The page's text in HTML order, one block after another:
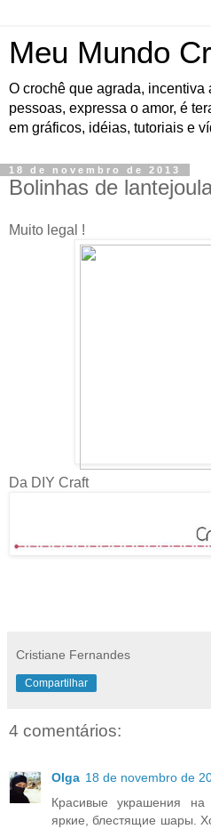
Meu Mundo
O crochê que agrada, incentiva
pessoas, expressa o amor, é
em gráficos, idéias, tutoriais e
18 de novembro de 2013
Bolinhas de
Muito legal !
Da DIY Craft
Cristiane Fernandes
Compartilhar
4 comentários:
Olga 18 de novembro de
Красивые украшения на
яркие, блестящие шары.